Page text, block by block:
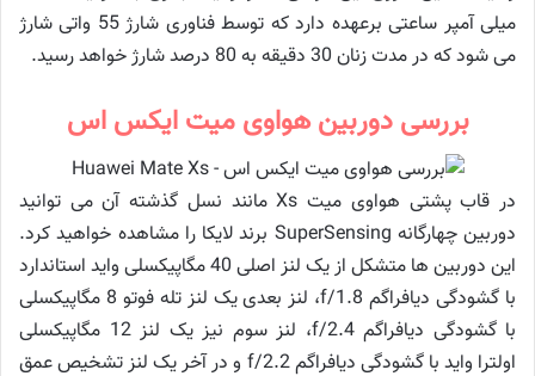
میلی آمپر ساعتی برعهده دارد که توسط فناوری شارژ 55 واتی شارژ
می شود که در مدت زنان 30 دقیقه به 80 درصد شارژ خواهد رسید.
بررسی دوربین هواوی میت ایکس اس
در قاب پشتی هواوی میت Xs مانند نسل گذشته آن می توانید
دوربین چهارگانه SuperSensing برند لایکا را مشاهده خواهید کرد.
این دوربین ها متشکل از یک لنز اصلی 40 مگاپیکسلی واید استاندارد
با گشودگی دیافراگم f/1.8، لنز بعدی یک لنز تله فوتو 8 مگاپیکسلی
با گشودگی دیافراگم f/2.4، لنز سوم نیز یک لنز 12 مگاپیکسلی
اولترا واید با گشودگی دیافراگم f/2.2 و در آخر یک لنز تشخیص عمق